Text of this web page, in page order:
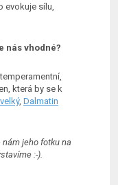
evokuje sílu,
nás vhodné?
která by se k
, Dalmatin
jeho fotku na
:-).